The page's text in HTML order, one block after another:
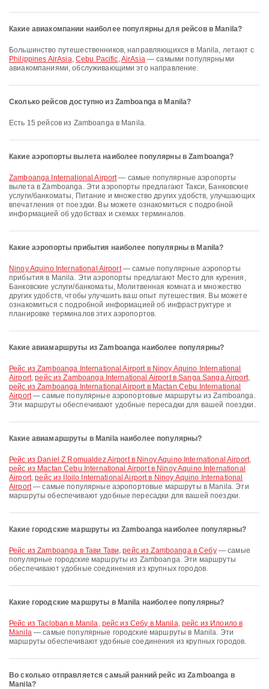
Какие авиакомпании наиболее популярны для рейсов в Manila?
Большинство путешественников, направляющихся в Manila, летают с
Philippines AirAsia, Cebu Pacific,AirAsia— самыми популярными
авиакомпаниями, обслуживающими это направление.
Сколько рейсов доступно из Zamboanga в Manila?
Есть 15 рейсов из Zamboanga в Manila.
Какие аэропорты вылета наиболее популярны в Zamboanga?
Zamboanga International Airport— самые популярные аэропорты
вылета в Zamboanga. Эти аэропорты предлагают Такси, Банковские
услуги/банкоматы, Питание и множество других удобств, улучшающих
впечатления от поездки. Вы можете ознакомиться с подробной
информацией об удобствах и схемах терминалов.
Какие аэропорты прибытия наиболее популярны в Manila?
Ninoy Aquino International Airport— самые популярные аэропорты
прибытия в Manila. Эти аэропорты предлагают Место для курения,
Банковские услуги/банкоматы, Молитвенная комната и множество
других удобств, чтобы улучшить ваш опыт путешествия. Вы можете
ознакомиться с подробной информацией об инфраструктуре и
планировке терминалов этих аэропортов.
Какие авиамаршруты из Zamboanga наиболее популярны?
рейс из Zamboanga International Airport в Ninoy Aquino International
Airport,рейс из Zamboanga International Airport в Sanga Sanga Airport,
рейс из Zamboanga International Airport в Mactan Cebu International
Airport— самые популярные аэропортовые маршруты из Zamboanga.
Эти маршруты обеспечивают удобные пересадки для вашей поездки.
Какие авиамаршруты в Manila наиболее популярны?
рейс из Daniel Z Romualdez Airport в Ninoy Aquino International Airport,
рейс из Mactan Cebu International Airport в Ninoy Aquino International
Airport,рейс из Iloilo International Airport в Ninoy Aquino International
Airport— самые популярные аэропортовые маршруты в Manila. Эти
маршруты обеспечивают удобные пересадки для вашей поездки.
Какие городские маршруты из Zamboanga наиболее популярны?
рейс из Zamboanga в Тави Тави,рейс из Zamboanga в Себу— самые
популярные городские маршруты из Zamboanga. Эти маршруты
обеспечивают удобные соединения из крупных городов.
Какие городские маршруты в Manila наиболее популярны?
рейс из Tacloban в Manila, рейс из Себу в Manila,рейс из Илоило в
Manila— самые популярные городские маршруты в Manila. Эти
маршруты обеспечивают удобные соединения из крупных городов.
Во сколько отправляется самый ранний рейс из Zamboanga в
Manila?